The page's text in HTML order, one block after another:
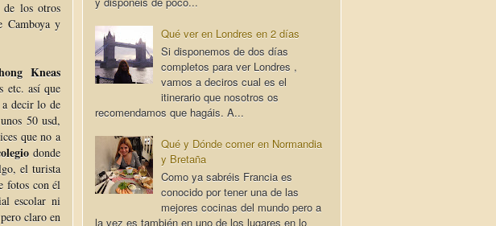
de los otros
Camboya y
Kneas
etc. así que
decir lo de
50 usd,
que no a
donde
el turista
fotos con él
escolar ni
claro en
Qué ver en Londres en 2 días
Si disponemos de dos días
completos para ver Londres ,
vamos a deciros cual es el
itinerario que nosotros os
recomendamos que hagáis. A...
Qué y Dónde comer en Normandia
y Bretaña
Como ya sabréis Francia es
conocido por tener una de las
mejores cocinas del mundo pero a
la vez es también en uno de los lugares en lo